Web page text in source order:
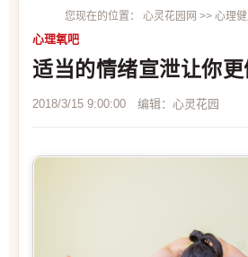
您现在的位置： 心灵花园网 >> 心理
心理氧吧
适当的情绪宣泄让你
2018/3/15 9:00:00 编辑：心灵花园